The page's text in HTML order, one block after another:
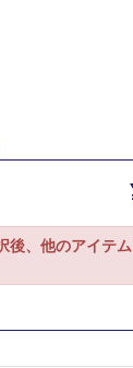
後、他のアイテ